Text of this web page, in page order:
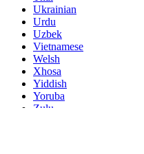
Ukrainian
Urdu
Uzbek
Vietnamese
Welsh
Xhosa
Yiddish
Yoruba
Zulu